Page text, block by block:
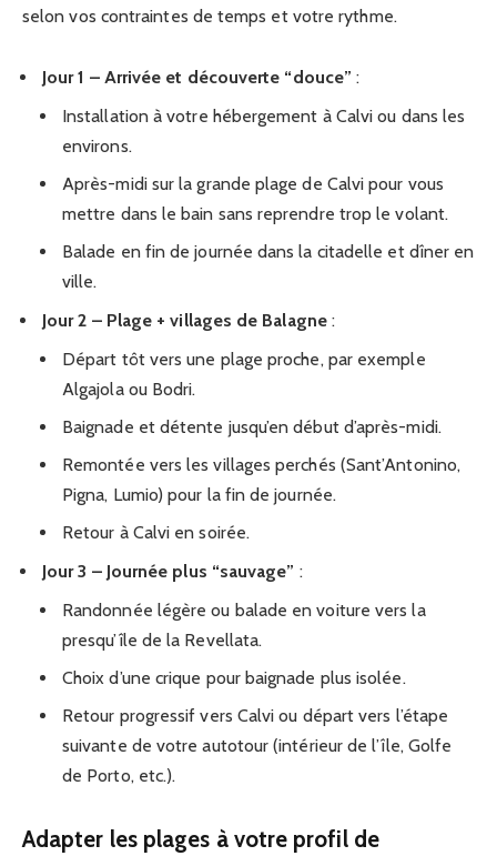
selon vos contraintes de temps et votre rythme.
Jour 1 – Arrivée et découverte “douce” :
Installation à votre hébergement à Calvi ou dans les
environs.
Après-midi sur la grande plage de Calvi pour vous
mettre dans le bain sans reprendre trop le volant.
Balade en fin de journée dans la citadelle et dîner en
ville.
Jour 2 – Plage + villages de Balagne:
Départ tôt vers une plage proche, par exemple
Algajola ou Bodri.
Baignade et détente jusqu’en début d’après-midi.
Remontée vers les villages perchés (Sant’Antonino,
Pigna, Lumio) pour la fin de journée.
Retour à Calvi en soirée.
Jour 3 – Journée plus “sauvage” :
Randonnée légère ou balade en voiture vers la
presqu’île de la Revellata.
Choix d’une crique pour baignade plus isolée.
Retour progressif vers Calvi ou départ vers l’étape
suivante de votre autotour (intérieur de l’île, Golfe
de Porto, etc.).
Adapter les plages à votre profil de